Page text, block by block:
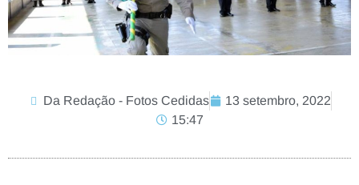
Da Redação - Fotos Cedidas
13 setembro, 2022
15:47